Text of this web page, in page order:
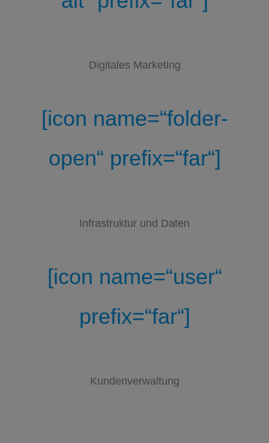
Digitales Marketing
[icon name=“folder-
open“ prefix=“far“]
Infrastruktur und Daten
[icon name=“user“
prefix=“far“]
Kundenverwaltung